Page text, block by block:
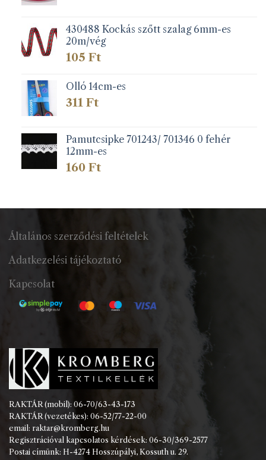
430488 Kockás szőtt szalag 6mm-es
20m/vég
105 Ft
Olló 14cm-es
311 Ft
Pamutcsipke 701243/ 701346 0 fehér
12mm-es
160 Ft
Általános szerződési feltételek
Adatkezelési tájékoztató
Kapcsolat
RAKTÁR (mobil): 06-70/63-43-173
RAKTÁR (vezetékes): 06-52/77-22-00
email: raktar@kromberg.hu
Regisztrációval kapcsolatos kérdések: 06-30/369-2577
Postai címünk: H-4274 Hosszúpályi, Kossuth u. 29.